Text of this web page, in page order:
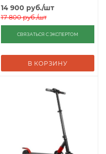
14 900 руб./шт
17 800руб./шт
СВЯЗАТЬСЯ С ЭКСПЕРТОМ
В КОРЗИНУ